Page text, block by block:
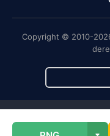
Copyright © 2010-